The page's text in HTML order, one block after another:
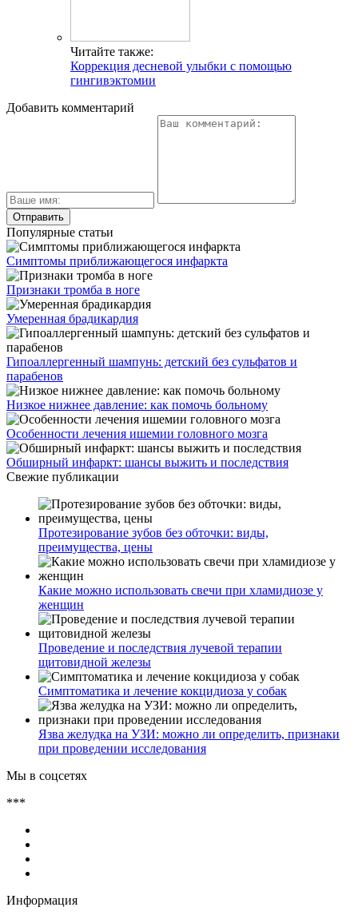
Читайте также:
Коррекция десневой улыбки с помощью
гингивэктомии
Добавить комментарий
Популярные статьи
Симптомы приближающегося инфаркта
Признаки тромба в ноге
Умеренная брадикардия
Гипоаллергенный шампунь: детский без сульфатов и
парабенов
Низкое нижнее давление: как помочь больному
Особенности лечения ишемии головного мозга
Обширный инфаркт: шансы выжить и последствия
Свежие публикации
Протезирование зубов без обточки: виды,
преимущества, цены
Какие можно использовать свечи при хламидиозе у
женщин
Проведение и последствия лучевой терапии
щитовидной железы
Симптоматика и лечение кокцидиоза у собак
Язва желудка на УЗИ: можно ли определить, признаки
при проведении исследования
Мы в соцсетях
***
Информация